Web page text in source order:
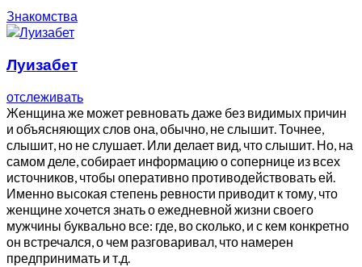
Знакомства
Луизабет
отслеживать
Женщина же может ревновать даже без видимых причин
и объясняющих слов она, обычно, не слышит. Точнее,
слышит, но не слушает. Или делает вид, что слышит. Но, на
самом деле, собирает информацию о сопернице из всех
источников, чтобы оперативно противодействовать ей.
Именно высокая степень ревности приводит к тому, что
женщине хочется знать о ежедневной жизни своего
мужчины буквально все: где, во сколько, и с кем конкретно
он встречался, о чем разговаривал, что намерен
предпринимать и т.д.